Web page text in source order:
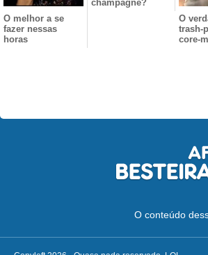
O melhor a se
fazer nessas
horas
champagne?
O
trash-
core-
O conteúdo